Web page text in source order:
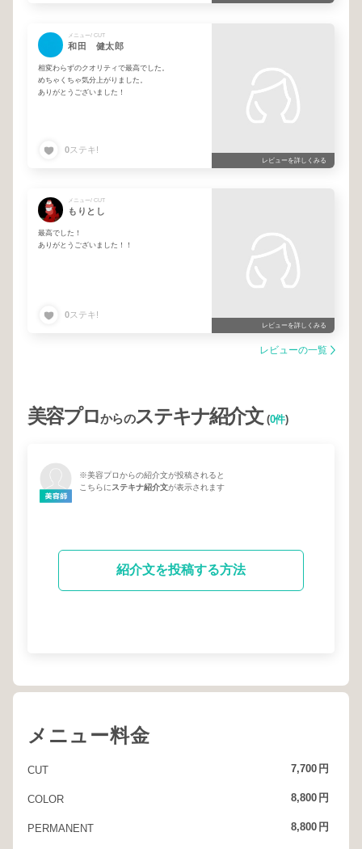
メニュー/ CUT
和田 健太郎
相変わらずのクオリティで最高でした。
めちゃくちゃ気分上がりました。
ありがとうございました！
0ステキ!
レビューを詳しくみる
メニュー/ CUT
もりとし
最高でした！
ありがとうございました！！
0ステキ!
レビューを詳しくみる
レビューの一覧
美容プロからのステキナ紹介文(0件)
※美容プロからの紹介文が投稿されると
こちらにステキナ紹介文が表示されます
紹介文を投稿する方法
メニュー料金
CUT 7,700 円
COLOR 8,800 円
PERMANENT 8,800 円